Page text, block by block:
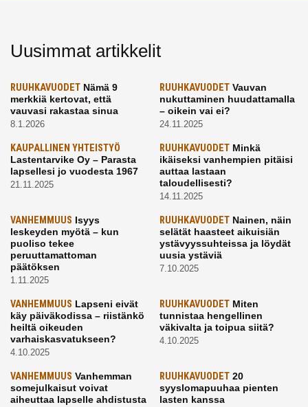
Uusimmat artikkelit
RUUHKAVUODET Nämä 9
merkkiä kertovat, että
vauvasi rakastaa sinua
8.1.2026
RUUHKAVUODETVauvan
nukuttaminen huudattamalla
– oikein vai ei?
24.11.2025
KAUPALLINEN YHTEISTYÖ
Lastentarvike Oy – Parasta
lapsellesi jo vuodesta 1967
21.11.2025
RUUHKAVUODETMinkä
ikäiseksi vanhempien pitäisi
auttaa lastaan
taloudellisesti?
14.11.2025
VANHEMMUUS Isyys
leskeyden myötä – kun
puoliso tekee
peruuttamattoman
päätöksen
1.11.2025
RUUHKAVUODETNainen, näin
selätät haasteet aikuisiän
ystävyyssuhteissa ja löydät
uusia ystäviä
7.10.2025
VANHEMMUUS Lapseni eivät
käy päiväkodissa – riistänkö
heiltä oikeuden
varhaiskasvatukseen?
4.10.2025
RUUHKAVUODETMiten
tunnistaa hengellinen
väkivalta ja toipua siitä?
4.10.2025
VANHEMMUUS Vanhemman
somejulkaisut voivat
aiheuttaa lapselle ahdistusta
RUUHKAVUODET20
syyslomapuuhaa pienten
lasten kanssa